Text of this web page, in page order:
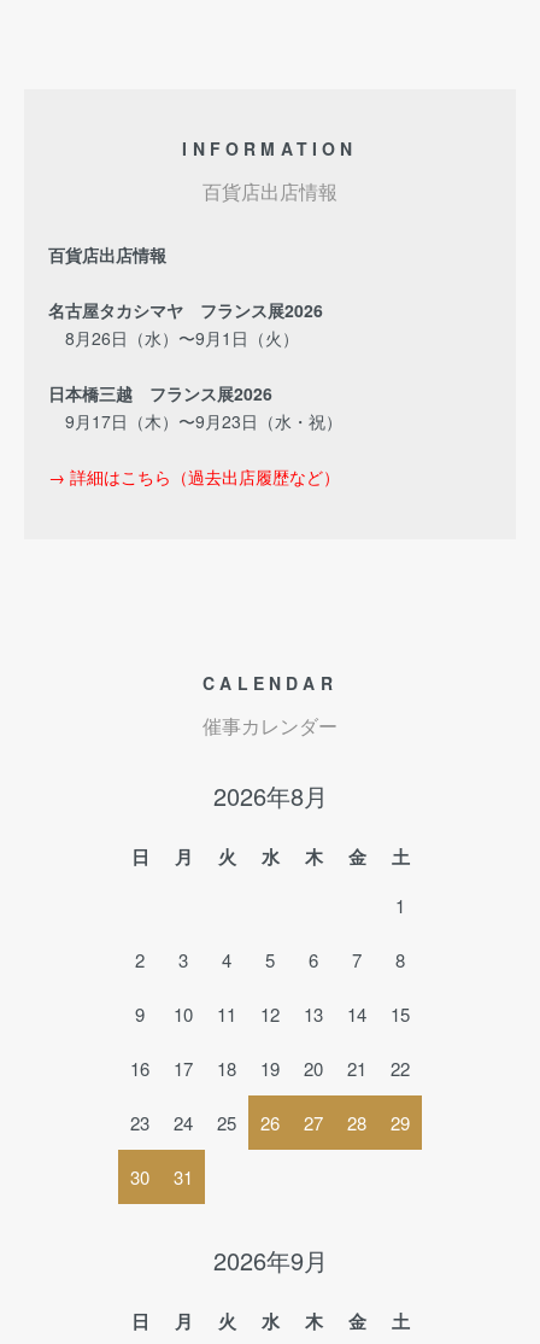
INFORMATION
百貨店出店情報
百貨店出店情報
名古屋タカシマヤ フランス展2026
8月26日（水）〜9月1日（火）
日本橋三越 フランス展2026
9月17日（木）〜9月23日（水・祝）
→ 詳細はこちら（過去出店履歴など）
CALENDAR
催事カレンダー
2026年8月
日 月 火 水 木 金 土
1
2 3 4 5 6 7 8
9 10 11 12 13 14 15
16 17 18 19 20 21 22
23 24 25 26 27 28 29
30 31
2026年9月
日 月 火 水 木 金 土